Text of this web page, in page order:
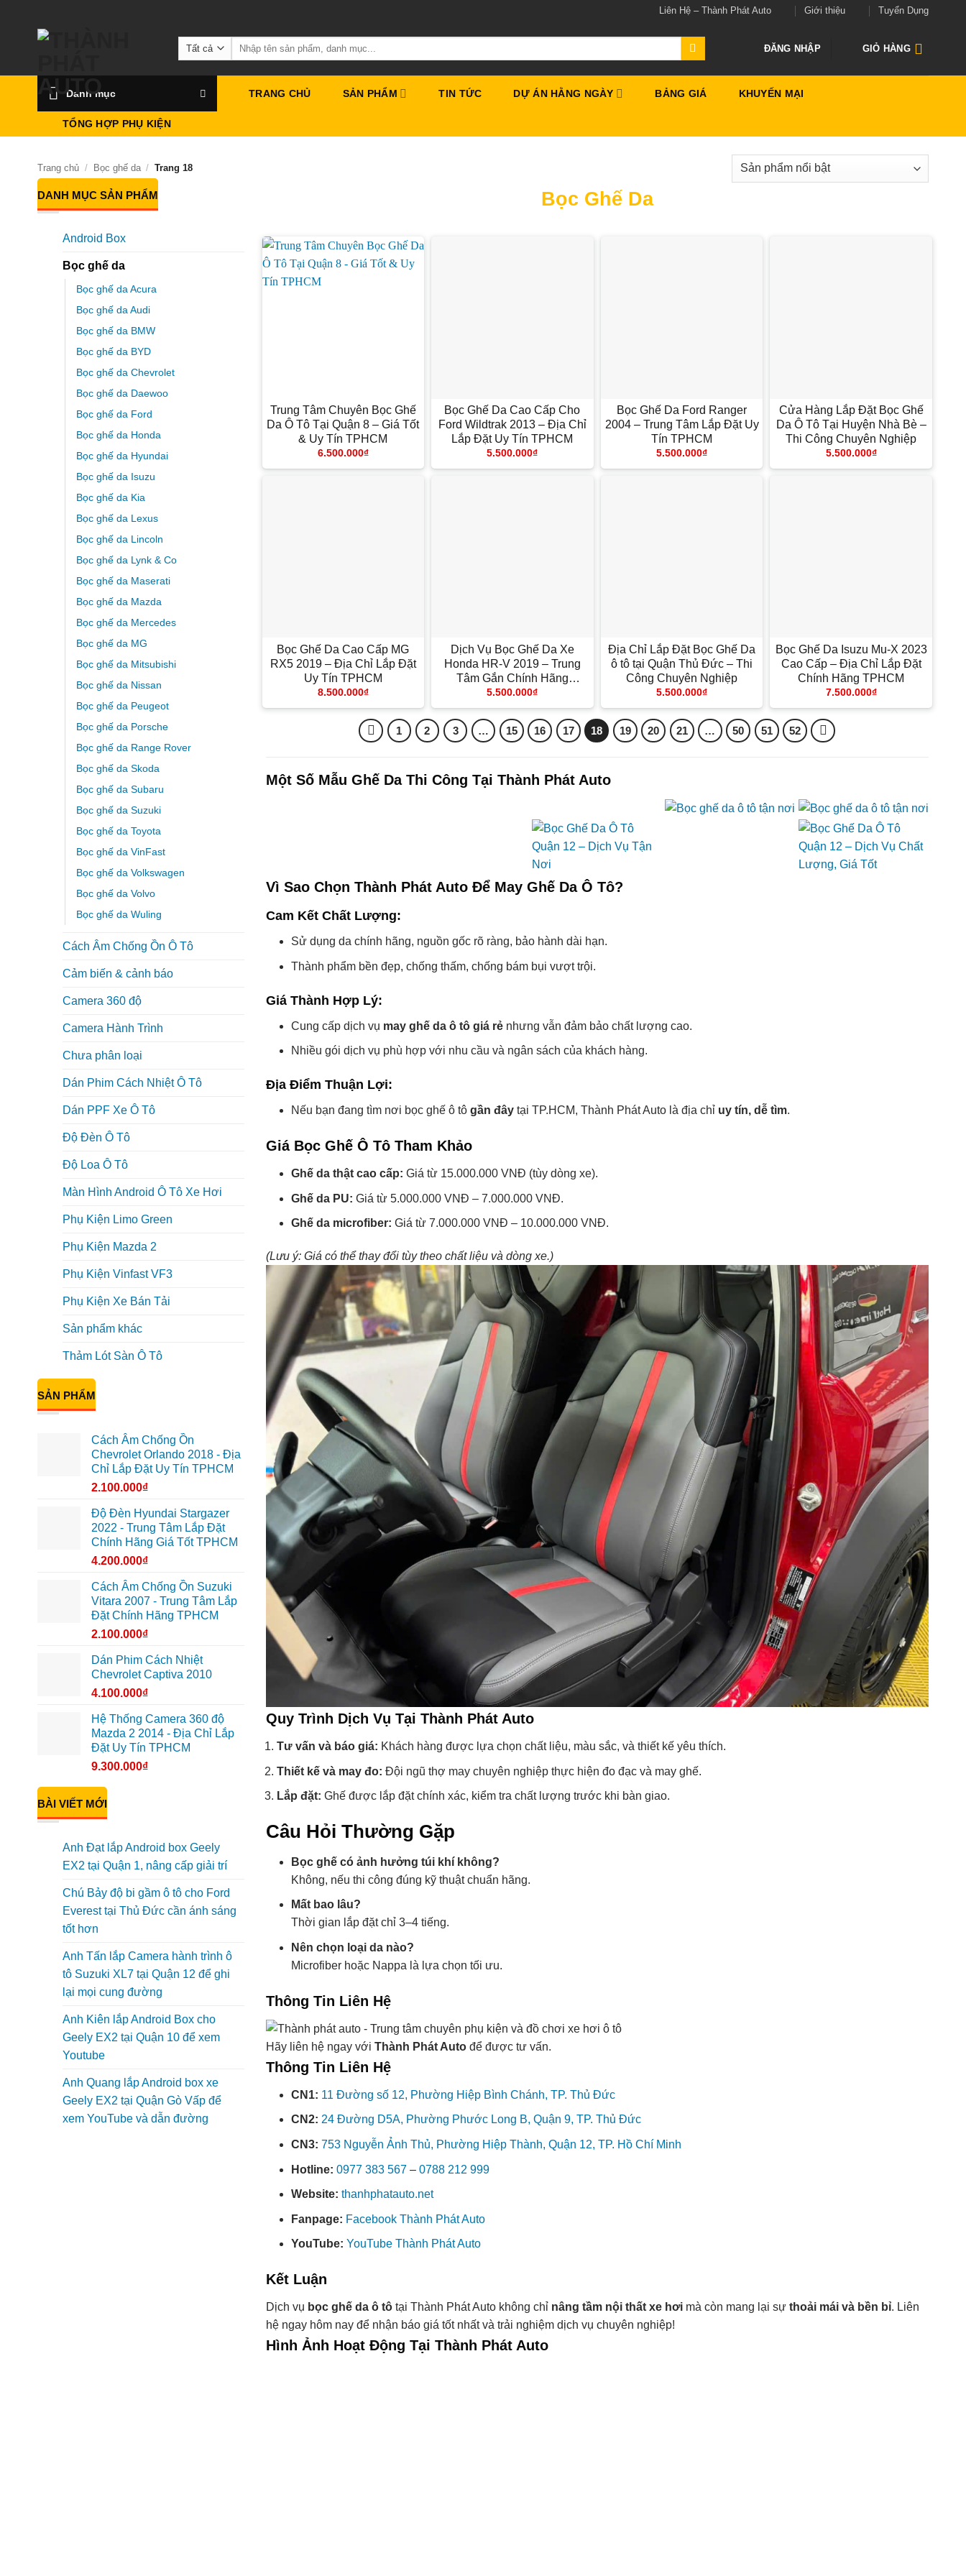
Liên Hệ – Thành Phát Auto Giới thiệu Tuyển Dụng
Tìm
kiếm:
ĐĂNG NHẬP GIỎ HÀNG
Danh mục TRANG CHỦ SẢN PHẨM TIN TỨC DỰ ÁN HẰNG NGÀY BẢNG GIÁ KHUYẾN MẠI
TỔNG HỢP PHỤ KIỆN
Trang chủ / Bọc ghế da / Trang 18
DANH MỤC SẢN PHẨM
Android Box
Bọc ghế da
Bọc ghế da Acura
Bọc ghế da Audi
Bọc ghế da BMW
Bọc ghế da BYD
Bọc ghế da Chevrolet
Bọc ghế da Daewoo
Bọc ghế da Ford
Bọc ghế da Honda
Bọc ghế da Hyundai
Bọc ghế da Isuzu
Bọc ghế da Kia
Bọc ghế da Lexus
Bọc ghế da Lincoln
Bọc ghế da Lynk & Co
Bọc ghế da Maserati
Bọc ghế da Mazda
Bọc ghế da Mercedes
Bọc ghế da MG
Bọc ghế da Mitsubishi
Bọc ghế da Nissan
Bọc ghế da Peugeot
Bọc ghế da Porsche
Bọc ghế da Range Rover
Bọc ghế da Skoda
Bọc ghế da Subaru
Bọc ghế da Suzuki
Bọc ghế da Toyota
Bọc ghế da VinFast
Bọc ghế da Volkswagen
Bọc ghế da Volvo
Bọc ghế da Wuling
Cách Âm Chống Ồn Ô Tô
Cảm biến & cảnh báo
Camera 360 độ
Camera Hành Trình
Chưa phân loại
Dán Phim Cách Nhiệt Ô Tô
Dán PPF Xe Ô Tô
Độ Đèn Ô Tô
Độ Loa Ô Tô
Màn Hình Android Ô Tô Xe Hơi
Phụ Kiện Limo Green
Phụ Kiện Mazda 2
Phụ Kiện Vinfast VF3
Phụ Kiện Xe Bán Tải
Sản phẩm khác
Thảm Lót Sàn Ô Tô
SẢN PHẨM
Cách Âm Chống Ồn
Chevrolet Orlando 2018 - Địa
Chỉ Lắp Đặt Uy Tín TPHCM
2.100.000₫
Độ Đèn Hyundai Stargazer
2022 - Trung Tâm Lắp Đặt
Chính Hãng Giá Tốt TPHCM
4.200.000₫
Cách Âm Chống Ồn Suzuki
Vitara 2007 - Trung Tâm Lắp
Đặt Chính Hãng TPHCM
2.100.000₫
Dán Phim Cách Nhiệt
Chevrolet Captiva 2010
4.100.000₫
Hệ Thống Camera 360 độ
Mazda 2 2014 - Địa Chỉ Lắp
Đặt Uy Tín TPHCM
9.300.000₫
BÀI VIẾT MỚI
Anh Đạt lắp Android box Geely
EX2 tại Quận 1, nâng cấp giải trí
Chú Bảy độ bi gầm ô tô cho Ford
Everest tại Thủ Đức cần ánh sáng
tốt hơn
Anh Tấn lắp Camera hành trình ô
tô Suzuki XL7 tại Quận 12 để ghi
lại mọi cung đường
Anh Kiên lắp Android Box cho
Geely EX2 tại Quận 10 để xem
Youtube
Anh Quang lắp Android box xe
Geely EX2 tại Quận Gò Vấp để
xem YouTube và dẫn đường
Bọc Ghế Da
Trung Tâm Chuyên Bọc Ghế
Da Ô Tô Tại Quận 8 – Giá Tốt
& Uy Tín TPHCM
6.500.000₫
Bọc Ghế Da Cao Cấp Cho
Ford Wildtrak 2013 – Địa Chỉ
Lắp Đặt Uy Tín TPHCM
5.500.000₫
Bọc Ghế Da Ford Ranger
2004 – Trung Tâm Lắp Đặt Uy
Tín TPHCM
5.500.000₫
Cửa Hàng Lắp Đặt Bọc Ghế
Da Ô Tô Tại Huyện Nhà Bè –
Thi Công Chuyên Nghiệp
5.500.000₫
Bọc Ghế Da Cao Cấp MG
RX5 2019 – Địa Chỉ Lắp Đặt
Uy Tín TPHCM
8.500.000₫
Dịch Vụ Bọc Ghế Da Xe
Honda HR-V 2019 – Trung
Tâm Gắn Chính Hãng
TPHCM
5.500.000₫
Địa Chỉ Lắp Đặt Bọc Ghế Da
ô tô tại Quận Thủ Đức – Thi
Công Chuyên Nghiệp
5.500.000₫
Bọc Ghế Da Isuzu Mu-X 2023
Cao Cấp – Địa Chỉ Lắp Đặt
Chính Hãng TPHCM
7.500.000₫
1 2 3 … 15 16 17 18 19 20 21 … 50 51 52
Một Số Mẫu Ghế Da Thi Công Tại Thành Phát Auto
Vì Sao Chọn Thành Phát Auto Để May Ghế Da Ô Tô?
Cam Kết Chất Lượng:
Sử dụng da chính hãng, nguồn gốc rõ ràng, bảo hành dài hạn.
Thành phẩm bền đẹp, chống thấm, chống bám bụi vượt trội.
Giá Thành Hợp Lý:
Cung cấp dịch vụ may ghế da ô tô giá rẻnhưng vẫn đảm bảo chất lượng cao.
Nhiều gói dịch vụ phù hợp với nhu cầu và ngân sách của khách hàng.
Địa Điểm Thuận Lợi:
Nếu bạn đang tìm nơi bọc ghế ô tô gần đâytại TP.HCM, Thành Phát Auto là địa chỉ uy tín, dễ tìm.
Giá Bọc Ghế Ô Tô Tham Khảo
Ghế da thật cao cấp: Giá từ 15.000.000 VNĐ (tùy dòng xe).
Ghế da PU: Giá từ 5.000.000 VNĐ – 7.000.000 VNĐ.
Ghế da microfiber: Giá từ 7.000.000 VNĐ – 10.000.000 VNĐ.
(Lưu ý: Giá có thể thay đổi tùy theo chất liệu và dòng xe.)
Quy Trình Dịch Vụ Tại Thành Phát Auto
Tư vấn và báo giá: Khách hàng được lựa chọn chất liệu, màu sắc, và thiết kế yêu thích.
Thiết kế và may đo: Đội ngũ thợ may chuyên nghiệp thực hiện đo đạc và may ghế.
Lắp đặt: Ghế được lắp đặt chính xác, kiểm tra chất lượng trước khi bàn giao.
Câu Hỏi Thường Gặp
Bọc ghế có ảnh hưởng túi khí không?
Không, nếu thi công đúng kỹ thuật chuẩn hãng.
Mất bao lâu?
Thời gian lắp đặt chỉ 3–4 tiếng.
Nên chọn loại da nào?
Microfiber hoặc Nappa là lựa chọn tối ưu.
Thông Tin Liên Hệ
Hãy liên hệ ngay với Thành Phát Autođể được tư vấn.
Thông Tin Liên Hệ
CN1: 11 Đường số 12, Phường Hiệp Bình Chánh, TP. Thủ Đức
CN2: 24 Đường D5A, Phường Phước Long B, Quận 9, TP. Thủ Đức
CN3: 753 Nguyễn Ảnh Thủ, Phường Hiệp Thành, Quận 12, TP. Hồ Chí Minh
Hotline: 0977 383 567– 0788 212 999
Website: thanhphatauto.net
Fanpage: Facebook Thành Phát Auto
YouTube: YouTube Thành Phát Auto
Kết Luận
Dịch vụ bọc ghế da ô tôtại Thành Phát Auto không chỉ nâng tầm nội thất xe hơimà còn mang lại sự thoải mái và bền bỉ. Liên
hệ ngay hôm nay để nhận báo giá tốt nhất và trải nghiệm dịch vụ chuyên nghiệp!
Hình Ảnh Hoạt Động Tại Thành Phát Auto